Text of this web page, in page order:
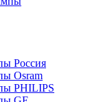
Россия
Osram
PHILIPS